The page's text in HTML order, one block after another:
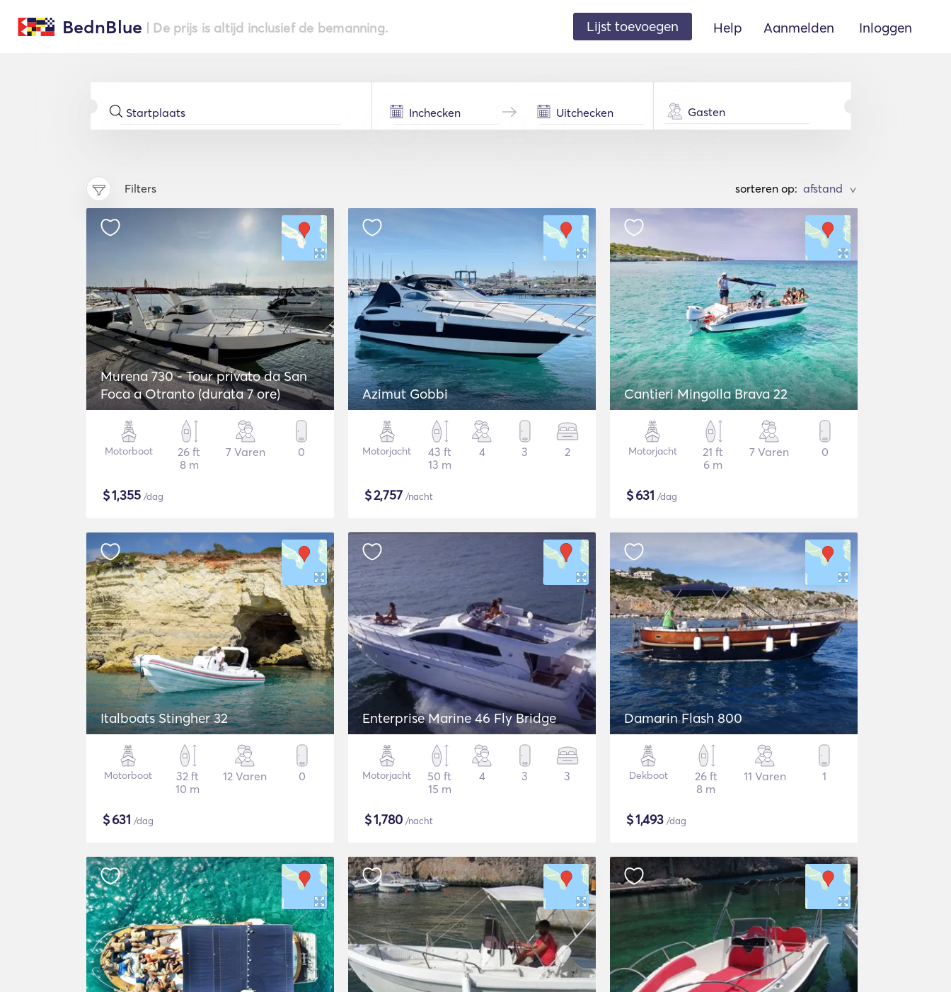
BednBlue | De prijs is altijd inclusief de bemanning. Lijst toevoegen Help Aanmelden Inloggen
Gasten
Filters sorteren op: >
Murena 730 - Tour privato da San
Foca a Otranto (durata 7 ore)
Motorboot
26 ft
8 m
7 Varen 0
$1,355 /dag
Azimut Gobbi
Motorjacht
43 ft
13 m
4 3 2
$2,757 /nacht
Cantieri Mingolla Brava 22
Motorjacht
21 ft
6 m
7 Varen 0
$631 /dag
Italboats Stingher 32
Motorboot
32 ft
10 m
12 Varen 0
$631 /dag
Enterprise Marine 46 Fly Bridge
Motorjacht
50 ft
15 m
4 3 3
$1,780 /nacht
Damarin Flash 800
Dekboot
26 ft
8 m
11 Varen 1
$1,493 /dag